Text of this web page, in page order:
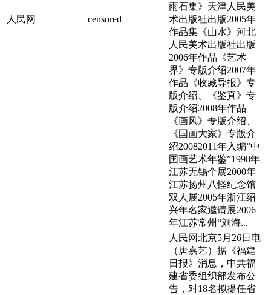
人民网 censored
雨石集》天津人民美
术出版社出版2005年
作品集《山水》河北
人民美术出版社出版
2006年作品《艺术
界》专版介绍2007年
作品《收藏导报》专
版介绍、《鉴真》专
版介绍2008年作品
《画风》专版介绍、
《国画大家》专版介
绍20082011年入编”中
国画艺术年鉴”1998年
江苏无锡个展2000年
江苏扬州八怪纪念馆
双人展2005年浙江绍
兴年名家邀请展2006
年江苏常州“刘海...
人民网北京5月26日电
（唐嘉艺）据《福建
日报》消息，中共福
建省委组织部发布公
告，对18名拟提任省